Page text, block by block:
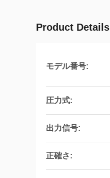
Product Details
モデル番号:
圧力式:
出力信号:
正確さ: